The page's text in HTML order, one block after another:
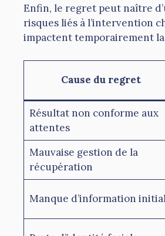
Enfin, le regret peut naître
risques liés à l’intervention
impactent temporairement
Cause du regret
Résultat non conforme aux
attentes
Mauvaise gestion de la
récupération
Manque d’information